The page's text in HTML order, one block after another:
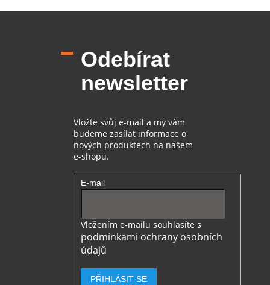
Odebírat
newsletter
Vložte svůj e-mail a my vám
budeme zasílat informace o
nových produktech na našem
e-shopu.
E-mail
Vložením e-mailu souhlasíte s
podmínkami ochrany osobních
údajů
PŘIHLÁSIT SE